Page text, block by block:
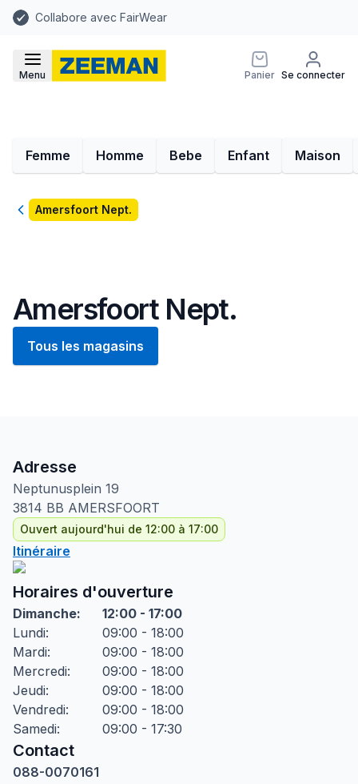
Collabore avec FairWear
Menu Panier Se connecter
Femme Homme Bebe Enfant Maison
RetourAmersfoort Nept.
Amersfoort Nept.
Tous les magasins
Adresse
Neptunusplein 19
3814 BB AMERSFOORT
Ouvert aujourd'hui de 12:00 à 17:00
Itinéraire
Horaires d'ouverture
Dimanche:
12:00 - 17:00
Lundi:
09:00 - 18:00
Mardi:
09:00 - 18:00
Mercredi:
09:00 - 18:00
Jeudi:
09:00 - 18:00
Vendredi:
09:00 - 18:00
Samedi: 09:00 - 17:30
Contact
088-0070161